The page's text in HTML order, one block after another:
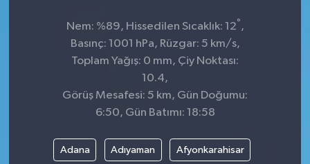
Nem: %89, Hissedilen Sıcaklık: 12° ,
Basınç: 1001 hPa, Rüzgar: 5 km/s,
Toplam Yağış: 0 mm, Çiy Noktası:
10.4,
Görüş Mesafesi: 5 km, Gün Doğumu:
6:50, Gün Batımı: 18:58
Adana Adıyaman Afyonkarahisar